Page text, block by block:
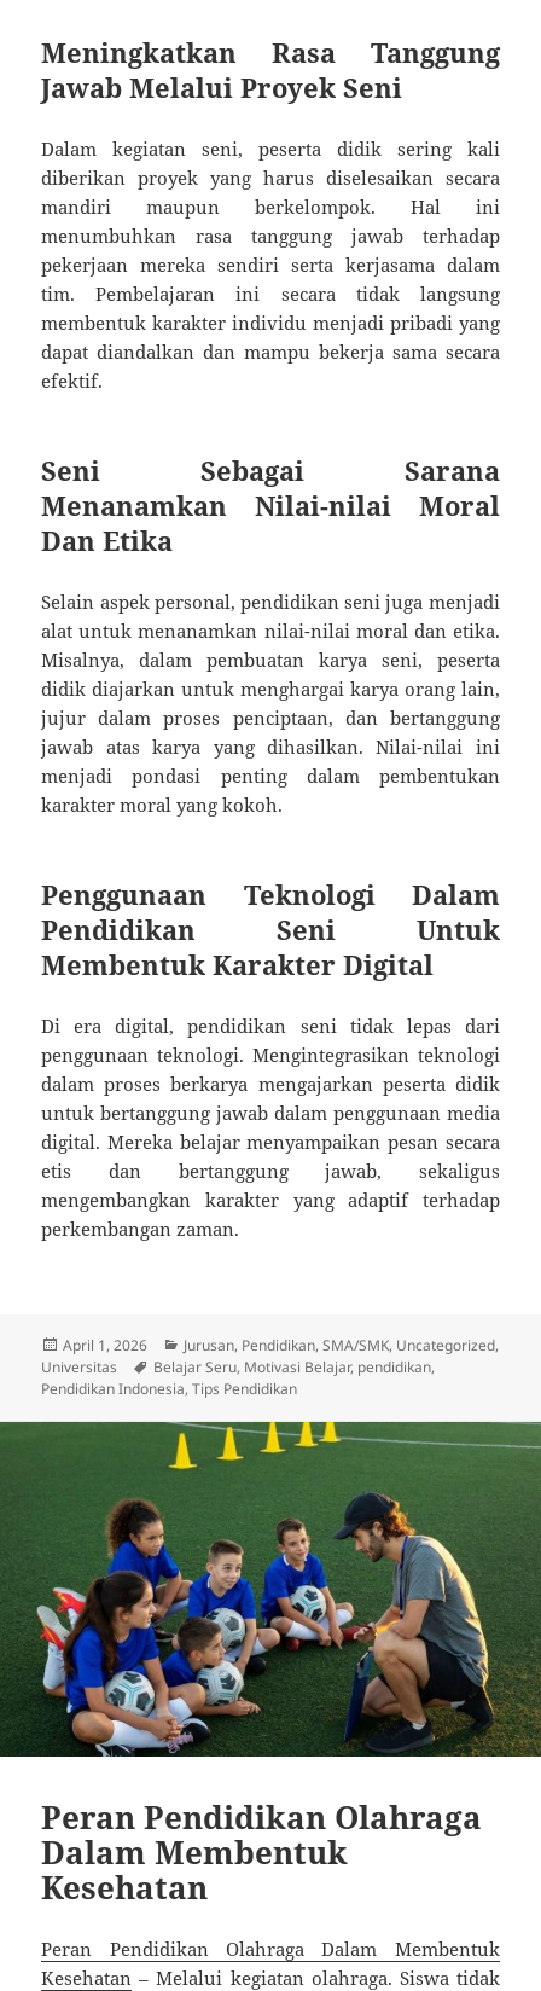
Meningkatkan Rasa Tanggung
Jawab Melalui Proyek Seni
Dalam kegiatan seni, peserta didik sering kali
diberikan proyek yang harus diselesaikan secara
mandiri maupun berkelompok. Hal ini
menumbuhkan rasa tanggung jawab terhadap
pekerjaan mereka sendiri serta kerjasama dalam
tim. Pembelajaran ini secara tidak langsung
membentuk karakter individu menjadi pribadi yang
dapat diandalkan dan mampu bekerja sama secara
efektif.
Seni Sebagai Sarana
Menanamkan Nilai-nilai Moral
Dan Etika
Selain aspek personal, pendidikan seni juga menjadi
alat untuk menanamkan nilai-nilai moral dan etika.
Misalnya, dalam pembuatan karya seni, peserta
didik diajarkan untuk menghargai karya orang lain,
jujur dalam proses penciptaan, dan bertanggung
jawab atas karya yang dihasilkan. Nilai-nilai ini
menjadi pondasi penting dalam pembentukan
karakter moral yang kokoh.
Penggunaan Teknologi Dalam
Pendidikan Seni Untuk
Membentuk Karakter Digital
Di era digital, pendidikan seni tidak lepas dari
penggunaan teknologi. Mengintegrasikan teknologi
dalam proses berkarya mengajarkan peserta didik
untuk bertanggung jawab dalam penggunaan media
digital. Mereka belajar menyampaikan pesan secara
etis dan bertanggung jawab, sekaligus
mengembangkan karakter yang adaptif terhadap
perkembangan zaman.
Diposkan
pada
April 1, 2026 Kategori
Jurusan, Pendidikan,SMA/SMK, Uncategorized,
Universitas
Tag
Belajar Seru, Motivasi Belajar, pendidikan,
Pendidikan Indonesia,Tips Pendidikan
Peran Pendidikan Olahraga
Dalam Membentuk
Kesehatan
Peran Pendidikan Olahraga Dalam Membentuk
Kesehatan – Melalui kegiatan olahraga. Siswa tidak